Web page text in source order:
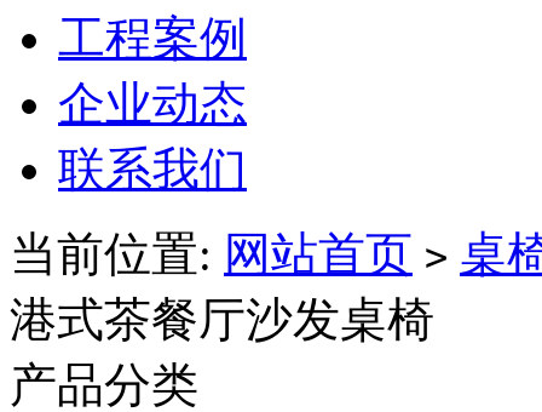
工程案例
企业动态
联系我们
当前位置: 网站首页 > 桌
港式茶餐厅沙发桌椅
产品分类